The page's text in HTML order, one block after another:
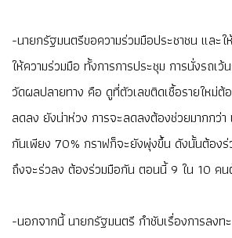
-นายกรัฐมนตรีขอความร่วมมือประชาชน และใ
ให้ความร่วมมือ ทั้งการการประชุม การนั่งรถเ
วัดผลปลายทาง คือ ดูที่ตัวเลขติดเชื้อรายใหม่
ลดลง ยังน่าห่วง การจะลดลงต้องช่วยมากกว่า
กันเพียง 70% กราฟก็จะยังพุ่งขึ้น ดังนั้นต้อง
ถึงจะร่วลง ต้องร่วมมือกัน ตอนนี้ 9 ใน 10 ค
-นอกจากนี้ นายกรัฐมนตรี กำชับเรื่องการลงท